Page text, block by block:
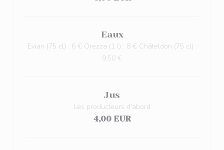
Eaux
Evian (75 cl) : 6 € Orezza (1 l) : 8 € Châteldon (75 cl) :
9,50 €
Jus
Les producteurs d’abord
4,00 EUR